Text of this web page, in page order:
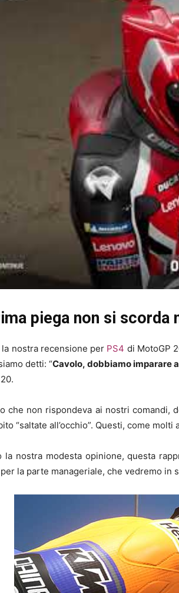
piega non si scorda
la nostra recensione per PS4 di MotoGP
detti: “Cavolo, dobbiamo imparare
che non rispondeva ai nostri
“saltate all’occhio”. Questi, come
la nostra modesta opinione, questa
la parte manageriale, che vedremo in